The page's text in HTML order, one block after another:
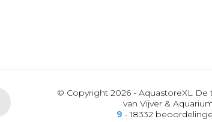
© Copyright 2026 - AquastoreXL De
van Vijver &
9 - 18332